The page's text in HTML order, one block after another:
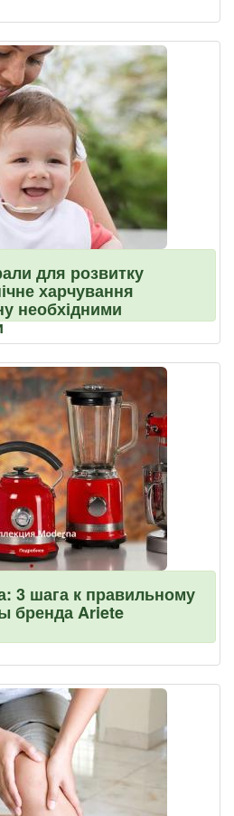
для розвитку
харчування
необхідними
3 шага к правильному
бренда Ariete